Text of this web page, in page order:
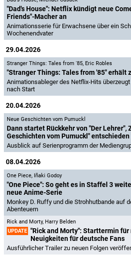
"Dad's House": Netflix kündigt neue
Friends"-Macher an
Animationsserie für Erwachsene über ein
Wochenendvater
29.04.2026
Stranger Things: Tales from '85, Eric Robles
"Stranger Things: Tales from '85" erhält
Animationsableger des Netflix-Hits
nach Start
20.04.2026
Neue Geschichten vom Pumuckl
Dann startet Rückkehr von "Der Lehrer",
Geschichten vom Pumuckl" entschieden
Ausblick auf Serienprogramm der
08.04.2026
One Piece, Iñaki Godoy
"One Piece": So geht es in Staffel 3
neue Anime-Serie
Monkey D. Ruffy und die Strohhutbande auf
Abenteuern
Rick and Morty, Harry Belden
UPDATE "Rick and Morty": Starttermin
Neuigkeiten für deutsche Fans
Ausführlicher Trailer zu neuen Folgen